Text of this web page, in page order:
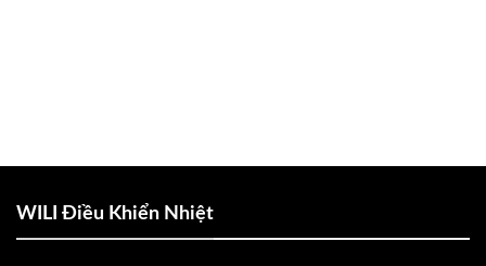
WILI Điều Khiển Nhiệt